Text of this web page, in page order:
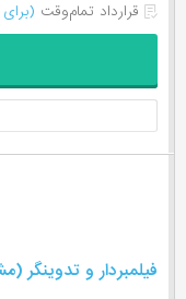
قرارداد تمام‌وقت
فیلمبردار و تدوینگر